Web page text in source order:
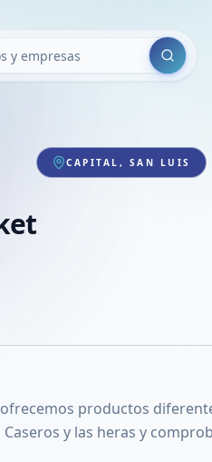
Buscar
CAPITAL, SAN LUIS
productos
y las heras y